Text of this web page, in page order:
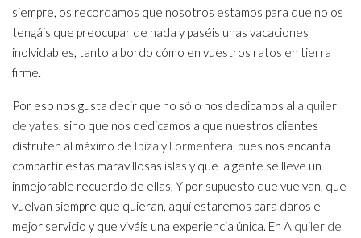
siempre, os recordamos que nosotros estamos para que no os
tengáis que preocupar de nada y paséis unas vacaciones
inolvidables, tanto a bordo cómo en vuestros ratos en tierra
firme.
Por eso nos gusta decir que no sólo nos dedicamos al alquiler
de yates, sino que nos dedicamos a que nuestros clientes
disfruten al máximo de Ibiza y Formentera, pues nos encanta
compartir estas maravillosas islas y que la gente se lleve un
inmejorable recuerdo de ellas, Y por supuesto que vuelvan, que
vuelvan siempre que quieran, aquí estaremos para daros el
mejor servicio y que viváis una experiencia única. En Alquiler de